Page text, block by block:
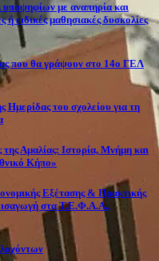
υποψηφίων με αναπηρία και
ή ειδικές μαθησιακές δυσκολίες
που θα γράψουν στο 14ο ΓΕΛ
Ημερίδας του σχολείου για τη
Αμαλίας: Ιστορία, Μνήμη και
Κήπο»
Εξέτασης & Πρακτικής
στα Τ.Ε.Φ.Α.Α.,